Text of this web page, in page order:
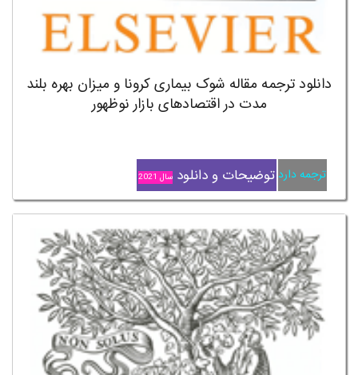
دانلود ترجمه مقاله شوک بیماری کرونا و میزان بهره بلند
مدت در اقتصادهای بازار نوظهور
ترجمه دارد توضیحات و دانلود سال 2021